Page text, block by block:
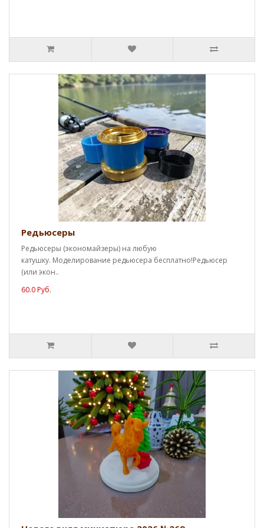
Редьюсеры
Редьюсеры (экономайзеры) на любую
катушку. Моделирование редьюсера бесплатно!Редьюсер
(или экон..
60.0 Руб.